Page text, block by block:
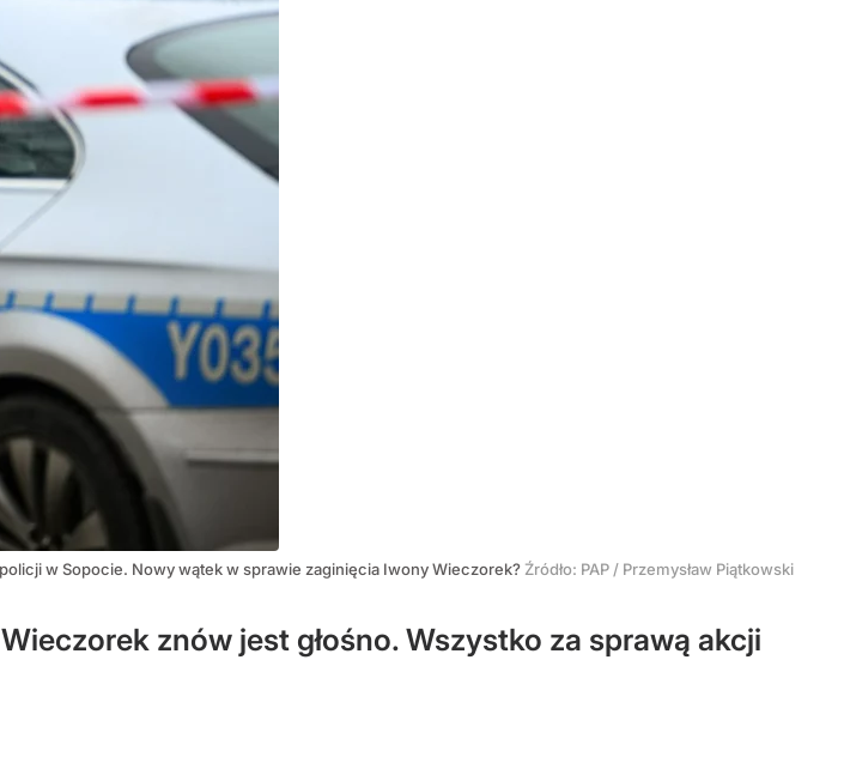
w Sopocie. Nowy wątek w sprawie zaginięcia Iwony Wieczorek? Źródło: PAP / Przemysław Piątkowski
znów jest głośno. Wszystko za sprawą akcji